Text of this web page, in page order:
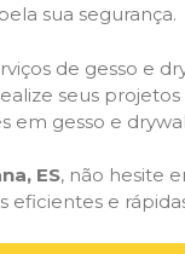
sua segurança.
de gesso e
seus
em gesso e
ES, não hesite
eficientes e